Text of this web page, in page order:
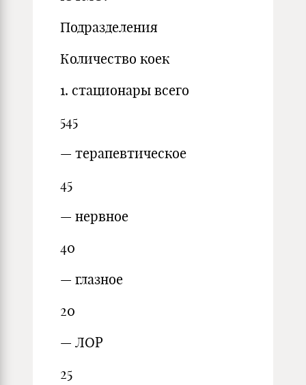
Подразделения
Количество коек
1. стационары всего
545
— терапевтическое
45
— нервное
40
— глазное
20
— ЛОР
25